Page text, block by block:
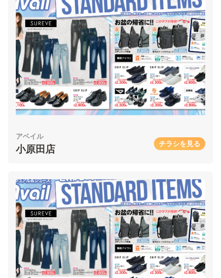
アベイル
小原田店 チラシを見る